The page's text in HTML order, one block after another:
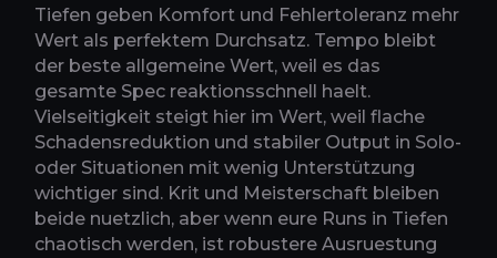
Tiefen geben Komfort und Fehlertoleranz mehr
Wert als perfektem Durchsatz. Tempo bleibt
der beste allgemeine Wert, weil es das
gesamte Spec reaktionsschnell haelt.
Vielseitigkeit steigt hier im Wert, weil flache
Schadensreduktion und stabiler Output in Solo-
oder Situationen mit wenig Unterstützung
wichtiger sind. Krit und Meisterschaft bleiben
beide nuetzlich, aber wenn eure Runs in Tiefen
chaotisch werden, ist robustere Ausruestung